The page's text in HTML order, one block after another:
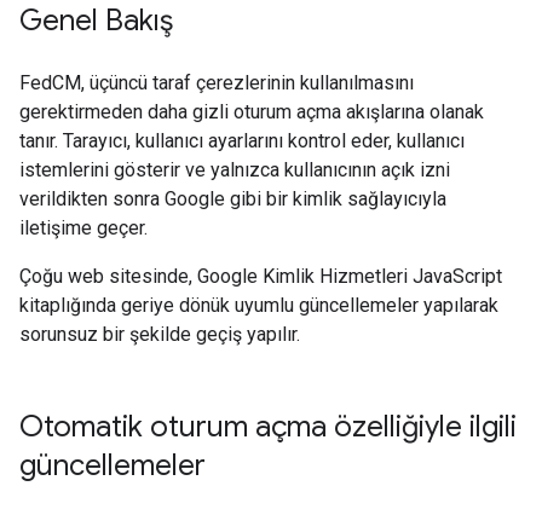
Genel Bakış
FedCM, üçüncü taraf çerezlerinin kullanılmasını
gerektirmeden daha gizli oturum açma akışlarına olanak
tanır. Tarayıcı, kullanıcı ayarlarını kontrol eder, kullanıcı
istemlerini gösterir ve yalnızca kullanıcının açık izni
verildikten sonra Google gibi bir kimlik sağlayıcıyla
iletişime geçer.
Çoğu web sitesinde, Google Kimlik Hizmetleri JavaScript
kitaplığında geriye dönük uyumlu güncellemeler yapılarak
sorunsuz bir şekilde geçiş yapılır.
Otomatik oturum açma özelliğiyle ilgili
güncellemeler